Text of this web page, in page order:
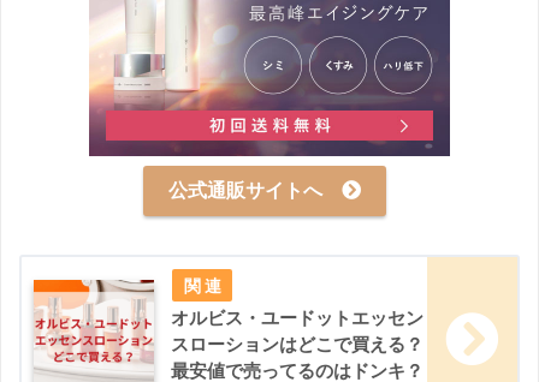
公式通販サイトへ
オルビス・ユードットエッセン
スローションはどこで買える？
最安値で売ってるのはドンキ？